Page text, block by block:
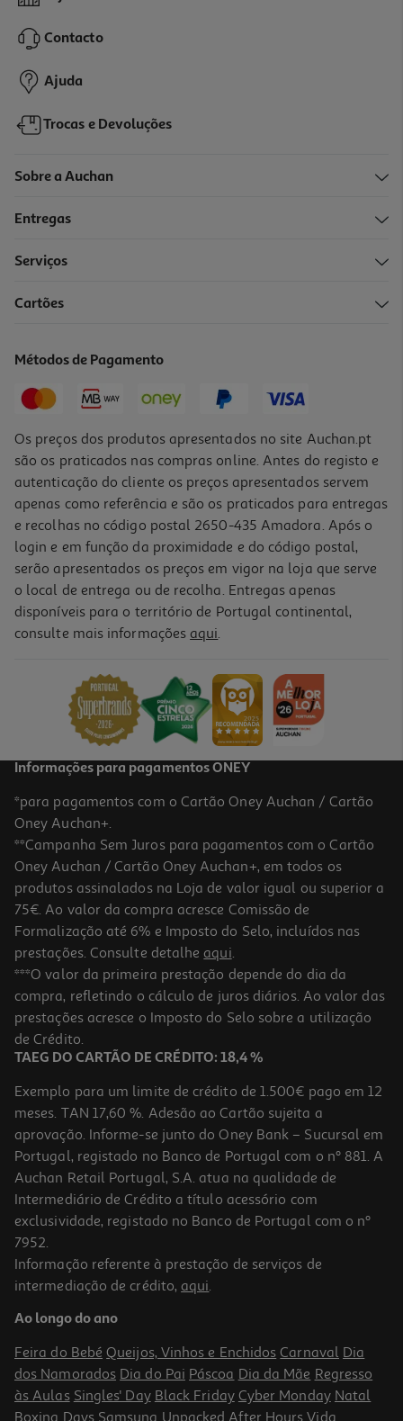
Contacto
Ajuda
Trocas e Devoluções
Sobre a Auchan
Entregas
Serviços
Cartões
Métodos de Pagamento
Os preços dos produtos apresentados no site Auchan.pt
são os praticados nas compras online. Antes do registo e
autenticação do cliente os preços apresentados servem
apenas como referência e são os praticados para entregas
e recolhas no código postal 2650-435 Amadora. Após o
login e em função da proximidade e do código postal,
serão apresentados os preços em vigor na loja que serve
o local de entrega ou de recolha. Entregas apenas
disponíveis para o território de Portugal continental,
consulte mais informações aqui.
Informações para pagamentos ONEY
*para pagamentos com o Cartão Oney Auchan / Cartão
Oney Auchan+.
**Campanha Sem Juros para pagamentos com o Cartão
Oney Auchan / Cartão Oney Auchan+, em todos os
produtos assinalados na Loja de valor igual ou superior a
75€. Ao valor da compra acresce Comissão de
Formalização até 6% e Imposto do Selo, incluídos nas
prestações. Consulte detalhe aqui.
***O valor da primeira prestação depende do dia da
compra, refletindo o cálculo de juros diários. Ao valor das
prestações acresce o Imposto do Selo sobre a utilização
de Crédito.
TAEG DO CARTÃO DE CRÉDITO: 18,4 %
Exemplo para um limite de crédito de 1.500€ pago em 12
meses. TAN 17,60 %. Adesão ao Cartão sujeita a
aprovação. Informe-se junto do Oney Bank – Sucursal em
Portugal, registado no Banco de Portugal com o nº 881. A
Auchan Retail Portugal, S.A. atua na qualidade de
Intermediário de Crédito a título acessório com
exclusividade, registado no Banco de Portugal com o nº
7952.
Informação referente à prestação de serviços de
intermediação de crédito, aqui.
Ao longo do ano
Feira do Bebé Queijos, Vinhos e Enchidos Carnaval Dia
dos Namorados Dia do Pai Páscoa Dia da Mãe Regresso
às Aulas Singles' Day Black Friday Cyber Monday Natal
Boxing Days Samsung Unpacked After Hours Vida